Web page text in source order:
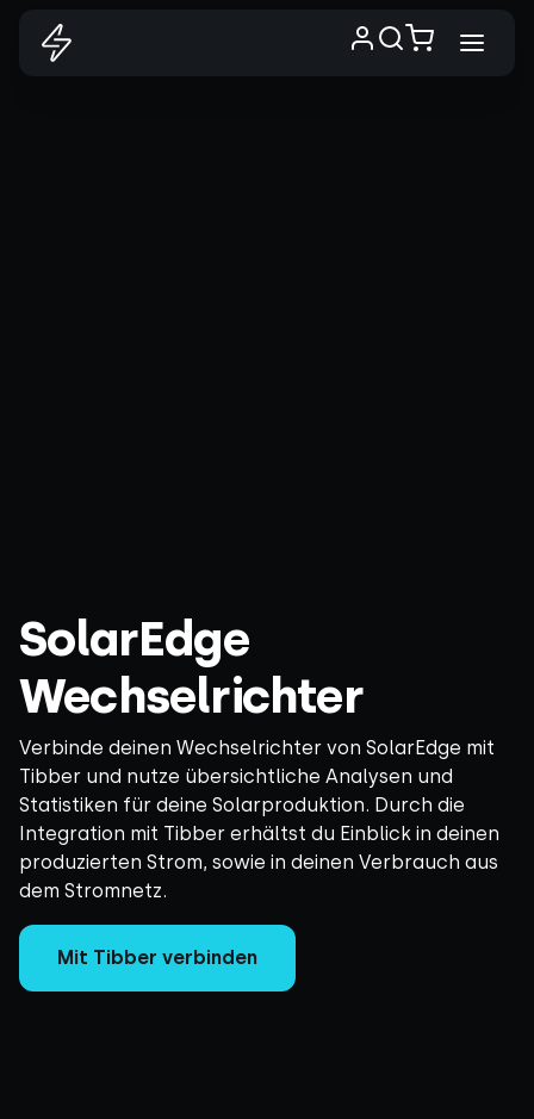
SolarEdge
Wechselrichter
Verbinde deinen Wechselrichter von SolarEdge mit
Tibber und nutze übersichtliche Analysen und
Statistiken für deine Solarproduktion. Durch die
Integration mit Tibber erhältst du Einblick in deinen
produzierten Strom, sowie in deinen Verbrauch aus
dem Stromnetz.
Mit Tibber verbinden